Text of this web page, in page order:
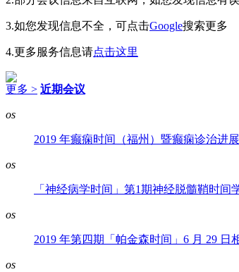
3.如您发现信息不全，可点击Google搜索更多
4.更多服务信息请点击这里
更多 > 近期会议
os
2019 年癫痫时间（福州）暨癫痫诊治进
os
「神经病学时间」第1期神经脱髓鞘时间
os
2019 年第四期「帕金森时间」6 月 29 日
os